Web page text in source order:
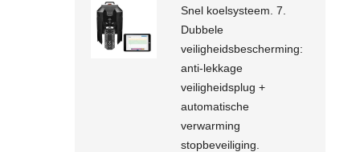
Snel koelsysteem. 7.
Dubbele
veiligheidsbescherming:
anti-lekkage
veiligheidsplug +
automatische
verwarming
stopbeveiliging.